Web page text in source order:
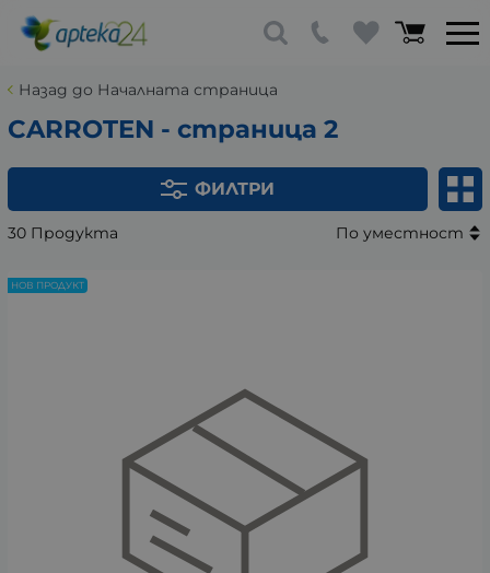
Назад до Началната страница
CARROTEN - страница 2
ФИЛТРИ
30 Продукта По уместност
НОВ ПРОДУКТ